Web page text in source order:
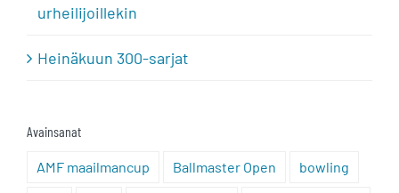
urheilijoillekin
Heinäkuun 300-sarjat
Avainsanat
AMF maailmancup Ballmaster Open bowling